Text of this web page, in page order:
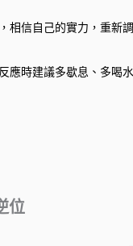
相信自己的實力，重新
應時建議多歇息、多喝
位